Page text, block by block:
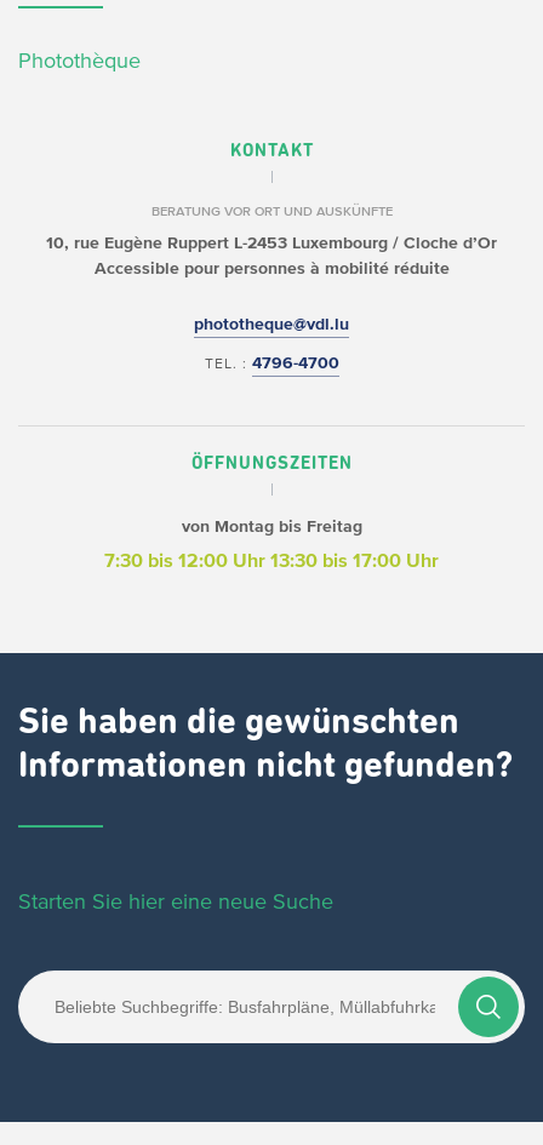
Photothèque
KONTAKT
BERATUNG VOR ORT UND AUSKÜNFTE
10, rue Eugène Ruppert L-2453 Luxembourg / Cloche d’Or
Accessible pour personnes à mobilité réduite
phototheque@vdl.lu
TEL. : 4796-4700
ÖFFNUNGSZEITEN
von Montag bis Freitag
7:30 bis 12:00 Uhr 13:30 bis 17:00 Uhr
Sie haben die gewünschten
Informationen nicht gefunden?
Starten Sie hier eine neue Suche